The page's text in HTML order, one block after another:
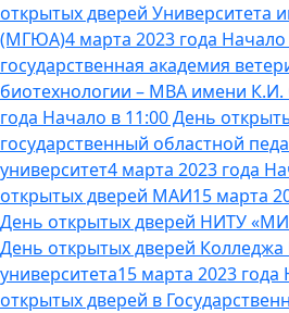
открытых дверей Университета
(МГЮА)4 марта 2023 года
государственная академия
биотехнологии – МВА имени К.И.
года Начало в 11:00 День
государственный областной
университет4 марта 2023 года
открытых дверей МАИ15 марта
День открытых дверей НИТУ
День открытых дверей Колледжа
университета15 марта 2023
открытых дверей в